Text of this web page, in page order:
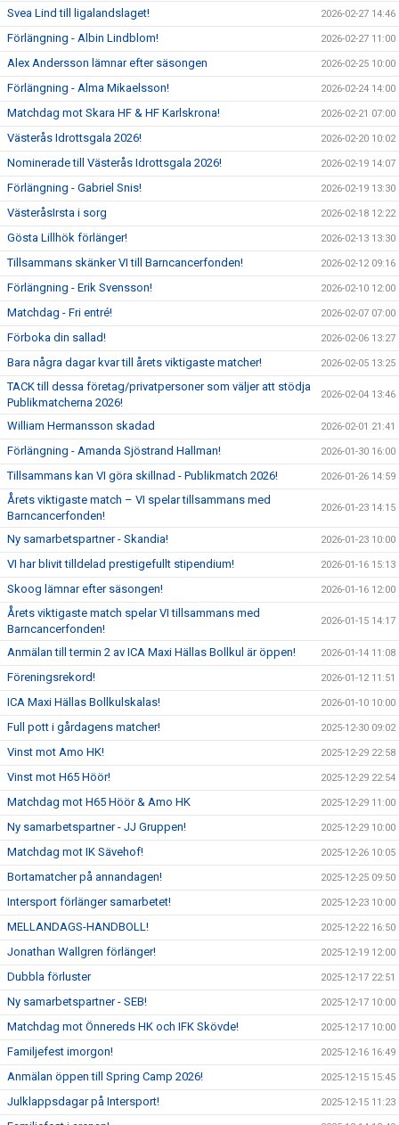
Svea Lind till ligalandslaget! 2026-02-27 14:46
Förlängning - Albin Lindblom! 2026-02-27 11:00
Alex Andersson lämnar efter säsongen 2026-02-25 10:00
Förlängning - Alma Mikaelsson! 2026-02-24 14:00
Matchdag mot Skara HF & HF Karlskrona! 2026-02-21 07:00
Västerås Idrottsgala 2026! 2026-02-20 10:02
Nominerade till Västerås Idrottsgala 2026! 2026-02-19 14:07
Förlängning - Gabriel Snis! 2026-02-19 13:30
VästeråsIrsta i sorg 2026-02-18 12:22
Gösta Lillhök förlänger! 2026-02-13 13:30
Tillsammans skänker VI till Barncancerfonden! 2026-02-12 09:16
Förlängning - Erik Svensson! 2026-02-10 12:00
Matchdag - Fri entré! 2026-02-07 07:00
Förboka din sallad! 2026-02-06 13:27
Bara några dagar kvar till årets viktigaste matcher! 2026-02-05 13:25
TACK till dessa företag/privatpersoner som väljer att stödja
Publikmatcherna 2026!
2026-02-04 13:46
William Hermansson skadad 2026-02-01 21:41
Förlängning - Amanda Sjöstrand Hallman! 2026-01-30 16:00
Tillsammans kan VI göra skillnad - Publikmatch 2026! 2026-01-26 14:59
Årets viktigaste match – VI spelar tillsammans med
Barncancerfonden!
2026-01-23 14:15
Ny samarbetspartner - Skandia! 2026-01-23 10:00
VI har blivit tilldelad prestigefullt stipendium! 2026-01-16 15:13
Skoog lämnar efter säsongen! 2026-01-16 12:00
Årets viktigaste match spelar VI tillsammans med
Barncancerfonden!
2026-01-15 14:17
Anmälan till termin 2 av ICA Maxi Hällas Bollkul är öppen! 2026-01-14 11:08
Föreningsrekord! 2026-01-12 11:51
ICA Maxi Hällas Bollkulskalas! 2026-01-10 10:00
Full pott i gårdagens matcher! 2025-12-30 09:02
Vinst mot Amo HK! 2025-12-29 22:58
Vinst mot H65 Höör! 2025-12-29 22:54
Matchdag mot H65 Höör & Amo HK 2025-12-29 11:00
Ny samarbetspartner - JJ Gruppen! 2025-12-29 10:00
Matchdag mot IK Sävehof! 2025-12-26 10:05
Bortamatcher på annandagen! 2025-12-25 09:50
Intersport förlänger samarbetet! 2025-12-23 10:00
MELLANDAGS-HANDBOLL! 2025-12-22 16:50
Jonathan Wallgren förlänger! 2025-12-19 12:00
Dubbla förluster 2025-12-17 22:51
Ny samarbetspartner - SEB! 2025-12-17 10:00
Matchdag mot Önnereds HK och IFK Skövde! 2025-12-17 10:00
Familjefest imorgon! 2025-12-16 16:49
Anmälan öppen till Spring Camp 2026! 2025-12-15 15:45
Julklappsdagar på Intersport! 2025-12-15 11:23